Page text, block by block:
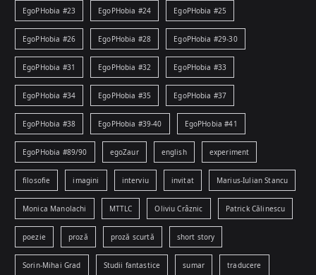
EgoPHobia #23 EgoPHobia #24 EgoPHobia #25
EgoPHobia #26 EgoPHobia #28 EgoPHobia #29-30
EgoPHobia #31 EgoPHobia #32 EgoPHobia #33
EgoPHobia #34 EgoPHobia #35 EgoPHobia #37
EgoPHobia #38 EgoPHobia #39-40 EgoPHobia #41
EgoPHobia #89/90 egoZaur english experiment
filosofie imagini interviu invitat Marius-Iulian Stancu
Monica Manolachi MTTLC Oliviu Crâznic Patrick Călinescu
poezie proză proză scurtă short story
Sorin-Mihai Grad Studii fantastice sumar traducere